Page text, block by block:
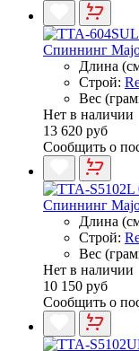
Спиннинг
Длина
Строй:
Вес
Нет в наличии
13 620 руб
Сообщить о
Спиннинг
Длина
Строй:
Вес
Нет в наличии
10 150 руб
Сообщить о